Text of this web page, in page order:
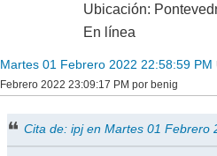
Ubicación:
En línea
Martes 01 Febrero 2022 22:58:59 PM
Febrero 2022 23:09:17 PM por benig
Cita de: ipj en Martes 01 Febrero